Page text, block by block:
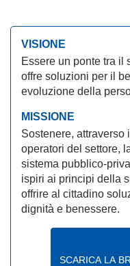
VISIONE
Essere un ponte tra il
offre soluzioni per il
evoluzione della
MISSIONE
Sostenere, attraverso
operatori del settore,
sistema pubblico-
ispiri ai principi della
offrire al cittadino
dignità e benessere.
SCARICA LA